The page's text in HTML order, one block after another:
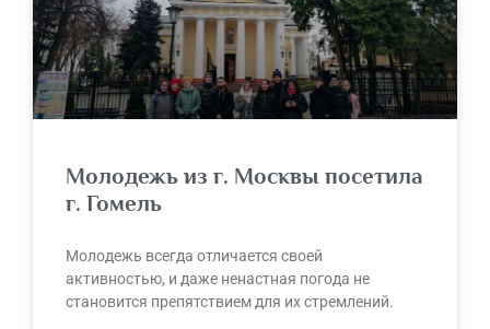
Молодежь из г. Москвы посетила
г. Гомель
Молодежь всегда отличается своей
активностью, и даже ненастная погода не
становится препятствием для их стремлений.